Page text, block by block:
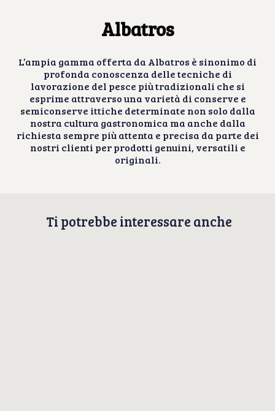
Albatros
L’ampia gamma offerta da Albatros è sinonimo di
profonda conoscenza delle tecniche di
lavorazione del pesce più tradizionali che si
esprime attraverso una varietà di conserve e
semiconserve ittiche determinate non solo dalla
nostra cultura gastronomica ma anche dalla
richiesta sempre più attenta e precisa da parte dei
nostri clienti per prodotti genuini, versatili e
originali.
Ti potrebbe interessare anche